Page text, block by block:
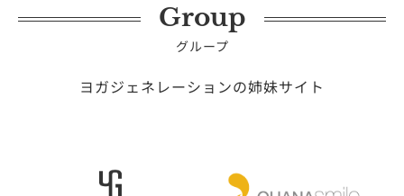
Group
グループ
ヨガジェネレーションの姉妹サイト